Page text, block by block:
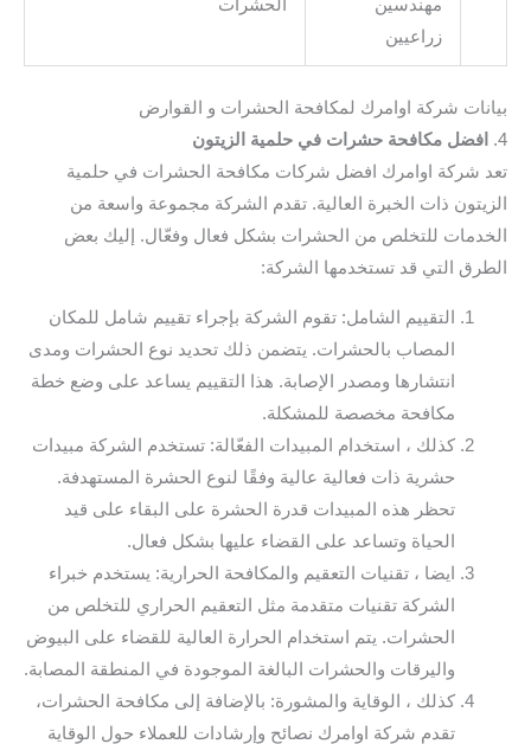
مهندسين
زراعيين
الحشرات
بيانات شركة اوامرك لمكافحة الحشرات و القوارض
4.
افضل مكافحة حشرات في حلمية الزيتون
تعد شركة اوامرك افضل شركات مكافحة الحشرات في حلمية
الزيتون ذات الخبرة العالية. تقدم الشركة مجموعة واسعة من
الخدمات للتخلص من الحشرات بشكل فعال وفعّال. إليك بعض
الطرق التي قد تستخدمها الشركة:
التقييم الشامل: تقوم الشركة بإجراء تقييم شامل للمكان
المصاب بالحشرات. يتضمن ذلك تحديد نوع الحشرات ومدى
انتشارها ومصدر الإصابة. هذا التقييم يساعد على وضع خطة
مكافحة مخصصة للمشكلة.
كذلك ، استخدام المبيدات الفعّالة: تستخدم الشركة مبيدات
حشرية ذات فعالية عالية وفقًا لنوع الحشرة المستهدفة.
تحظر هذه المبيدات قدرة الحشرة على البقاء على قيد
الحياة وتساعد على القضاء عليها بشكل فعال.
ايضا ، تقنيات التعقيم والمكافحة الحرارية: يستخدم خبراء
الشركة تقنيات متقدمة مثل التعقيم الحراري للتخلص من
الحشرات. يتم استخدام الحرارة العالية للقضاء على البيوض
واليرقات والحشرات البالغة الموجودة في المنطقة المصابة.
كذلك ، الوقاية والمشورة: بالإضافة إلى مكافحة الحشرات،
تقدم شركة اوامرك نصائح وإرشادات للعملاء حول الوقاية